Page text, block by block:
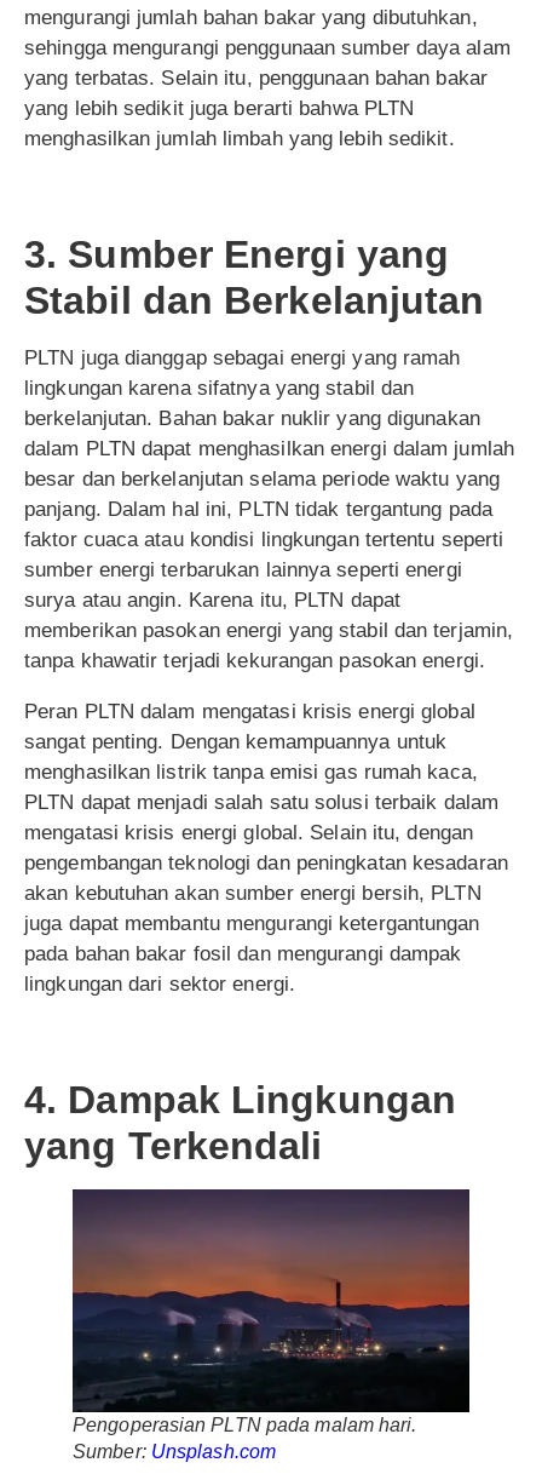
mengurangi jumlah bahan bakar yang dibutuhkan,
sehingga mengurangi penggunaan sumber daya alam
yang terbatas. Selain itu, penggunaan bahan bakar
yang lebih sedikit juga berarti bahwa PLTN
menghasilkan jumlah limbah yang lebih sedikit.
3. Sumber Energi yang
Stabil dan Berkelanjutan
PLTN juga dianggap sebagai energi yang ramah
lingkungan karena sifatnya yang stabil dan
berkelanjutan. Bahan bakar nuklir yang digunakan
dalam PLTN dapat menghasilkan energi dalam jumlah
besar dan berkelanjutan selama periode waktu yang
panjang. Dalam hal ini, PLTN tidak tergantung pada
faktor cuaca atau kondisi lingkungan tertentu seperti
sumber energi terbarukan lainnya seperti energi
surya atau angin. Karena itu, PLTN dapat
memberikan pasokan energi yang stabil dan terjamin,
tanpa khawatir terjadi kekurangan pasokan energi.
Peran PLTN dalam mengatasi krisis energi global
sangat penting. Dengan kemampuannya untuk
menghasilkan listrik tanpa emisi gas rumah kaca,
PLTN dapat menjadi salah satu solusi terbaik dalam
mengatasi krisis energi global. Selain itu, dengan
pengembangan teknologi dan peningkatan kesadaran
akan kebutuhan akan sumber energi bersih, PLTN
juga dapat membantu mengurangi ketergantungan
pada bahan bakar fosil dan mengurangi dampak
lingkungan dari sektor energi.
4. Dampak Lingkungan
yang Terkendali
Pengoperasian PLTN pada malam hari.
Sumber: Unsplash.com